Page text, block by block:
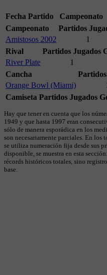
Fecha Partido
Campeonato
Campeonato
Partidos
Amistosos 2002
1
Rival
Partidos Jugados
River Plate
1
Cancha
Orange Bowl (Miami)
Camiseta Partidos Jugados
Hay que tener en cuenta que los
1949 y que hasta 1997 eran
sólo de manera esporádica en los
son necesariamente parciales. En los
se utiliza numeración fija desde sus
disponible, se muestra en esta
récords históricos totales, sino
base.